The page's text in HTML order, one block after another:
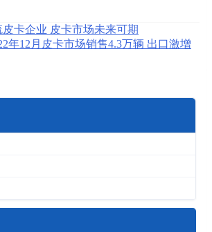
卡企业 皮卡市场未来可期
年12月皮卡市场销售4.3万辆 出口激增